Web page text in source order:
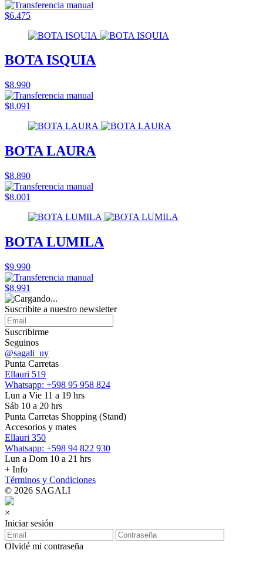
$6.475
BOTA ISQUIA
$8.990
$8.091
BOTA LAURA
$8.890
$8.001
BOTA LUMILA
$9.990
$8.991
Suscribite a nuestro newsletter
Suscribirme
Seguinos
@sagali_uy
Punta Carretas
Ellauri 519
Whatsapp: +598 95 958 824
Lun a Vie 11 a 19 hrs
Sáb 10 a 20 hrs
Punta Carretas Shopping (Stand)
Accesorios y mates
Ellauri 350
Whatsapp: +598 94 822 930
Lun a Dom 10 a 21 hrs
+ Info
Términos y Condiciones
© 2026 SAGALI
×
Iniciar sesión
Olvidé mi contraseña